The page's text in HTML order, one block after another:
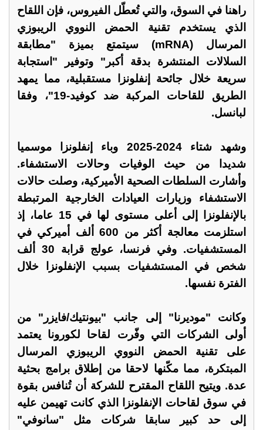
راهنا في السوق، والتي تُعطّل الفيروس، فإن اللقاح
الذي يستخدم تقنية الحمض النووي الريبوزي
المرسال (mRNA) سيتمتع بميزة "مطابقة
السلالات المنتشرة بدقة أكبر" وتوفير "استجابة
سريعة خلال جائحة إنفلونزا مستقبلية، مما يمهد
الطريق للقاحات المركبة ضد كوفيد-19"، وفقا
لبانسل.
وشهد شتاء 2024-2025 وباء إنفلونزا موسميا
شديدا من حيث الوفيات وحالات الاستشفاء.
وأشارت السلطات الصحية الأميركية، وصلت حالات
الاستشفاء وزيارات العيادات الخارجية المرتبطة
بالإنفلونزا إلى أعلى مستوى لها في 15 عاما، إذ
استلزمت معالجة أكثر من 600 ألف أميركي في
المستشفيات. وفي فرنسا، عولج قرابة 30 ألف
شخص في المستشفيات بسبب الإنفلونزا خلال
الفترة نفسها.
وكانت "موديرنا" إلى جانب "بيونتيك/فايزر" من
أولى الشركات التي وفّرت لقاحا لكورونا يعتمد
على تقنية الحمض النووي الريبوزي المرسال
المبتكرة، مما مكّنها لاحقا من إطلاق برامج بحثية
عدة. ويتيح اللقاح المقترح للشركة أن تُنافس بقوة
في سوق لقاحات الإنفلونزا الذي كانت تهيمن عليه
إلى حد كبير سابقا شركات مثل "سانوفي"